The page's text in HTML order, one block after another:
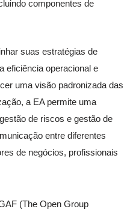
componentes de
suas estratégias de
eficiência operacional e
uma visão padronizada das
a EA permite uma
de riscos e gestão de
entre diferentes
de negócios, profissionais
(The Open Group